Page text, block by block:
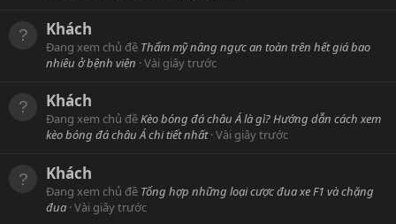
Khách
Đang xem chủ đề Thẩm mỹ nâng ngực an toàn trên hết giá bao
nhiêu ở bệnh viện Vài giây trước
Khách
Đang xem chủ đềKèo bóng đá châu Á là gì? Hướng dẫn cách xem
kèo bóng đá châu Á chi tiết nhất Vài giây trước
Khách
Đang xem chủ đề Tổng hợp những loại cược đua xe F1 và chặng
đua Vài giây trước